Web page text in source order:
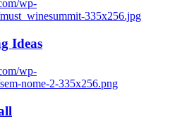
wp-
335x256.jpg
Ideas
wp-
nome-2-335x256.png